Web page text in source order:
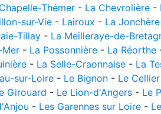
Thémer - La Chevrolière -
sur-Vie - Lairoux - La Jonchère
Tillay - La Meilleraye-de-
Mer - La Possonnière - La Réorthe
- La Selle-Craonnaise - La
sur-Loire - Le Bignon - Le Cellier
Girouard - Le Lion-d'Angers - Le
- Les Garennes sur Loire -